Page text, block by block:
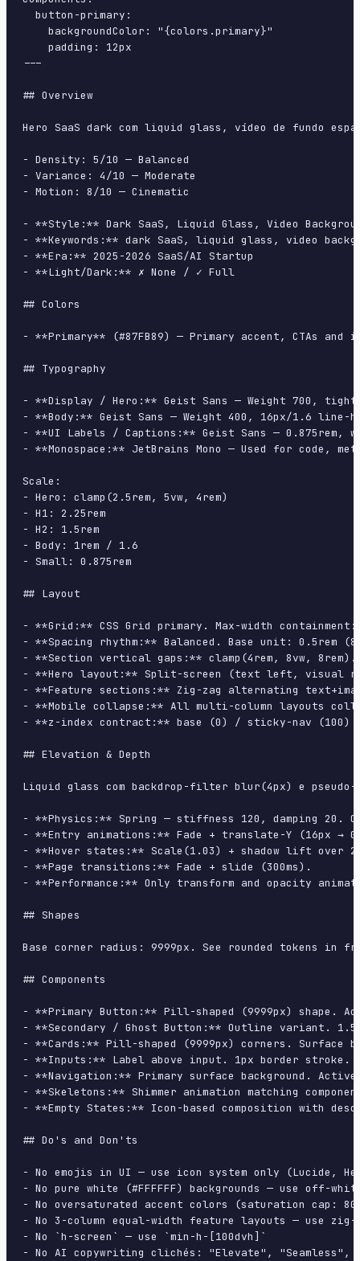
  button-primary:
    backgroundColor: "{colors.primary}"
    padding: 12px
---
## Overview
Hero SaaS dark com liquid glass, vídeo de fundo
- Density: 5/10 — Balanced
- Variance: 4/10 — Moderate
- Motion: 8/10 — Cinematic
- **Style:** Dark SaaS, Liquid Glass, Video
- **Keywords:** dark SaaS, liquid glass, video
- **Era:** 2025-2026 SaaS/AI Startup
- **Light/Dark:** ✗ None / ✓ Full
## Colors
- **Primary** (#87FB89) — Primary accent, CTAs and
## Typography
- **Display / Hero:** Geist Sans — Weight 700,
- **Body:** Geist Sans — Weight 400, 16px/1.6 line-
- **UI Labels / Captions:** Geist Sans — 0.875rem,
- **Monospace:** JetBrains Mono — Used for code,
Scale:
- Hero: clamp(2.5rem, 5vw, 4rem)
- H1: 2.25rem
- H2: 1.5rem
- Body: 1rem / 1.6
- Small: 0.875rem
## Layout
- **Grid:** CSS Grid primary. Max-width
- **Spacing rhythm:** Balanced. Base unit: 0.5rem
- **Section vertical gaps:** clamp(4rem, 8vw, 8rem).
- **Hero layout:** Split-screen (text left, visual
- **Feature sections:** Zig-zag alternating
- **Mobile collapse:** All multi-column layouts
- **z-index contract:** base (0) / sticky-nav
## Elevation & Depth
Liquid glass com backdrop-filter blur(4px) e
- **Physics:** Spring — stiffness 120, damping 20.
- **Entry animations:** Fade + translate-Y (16px →
- **Hover states:** Scale(1.03) + shadow lift over
- **Page transitions:** Fade + slide (300ms).
- **Performance:** Only transform and opacity
## Shapes
Base corner radius: 9999px. See rounded tokens
## Components
- **Primary Button:** Pill-shaped (9999px) shape.
- **Secondary / Ghost Button:** Outline variant.
- **Cards:** Pill-shaped (9999px) corners. Surface
- **Inputs:** Label above input. 1px border
- **Navigation:** Primary surface background.
- **Skeletons:** Shimmer animation matching
- **Empty States:** Icon-based composition with
## Do's and Don'ts
- No emojis in UI — use icon system only (Lucide,
- No pure white (#FFFFFF) backgrounds — use off-
- No oversaturated accent colors (saturation cap:
- No 3-column equal-width feature layouts — use zig-
- No `h-screen` — use `min-h-[100dvh]`
- No AI copywriting clichés: "Elevate", "Seamless",